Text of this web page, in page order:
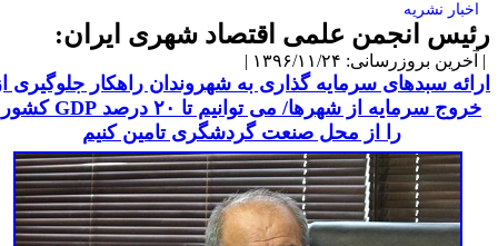
اخبار نشریه
انجمن علمی اقتصاد شهری ایران:
بروزرسانی: ۱۳۹۶/۱۱/۲۴ |
سبدهای سرمایه گذاری به شهروندان راهکار جلوگیری از
خروج سرمایه از شهرها/ می توانیم تا ۲۰ درصد
GDPکشور
را از محل صنعت گردشگری تامین کنیم